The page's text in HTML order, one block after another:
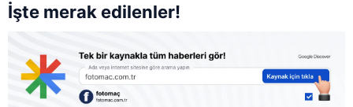
İşte merak edilenler!